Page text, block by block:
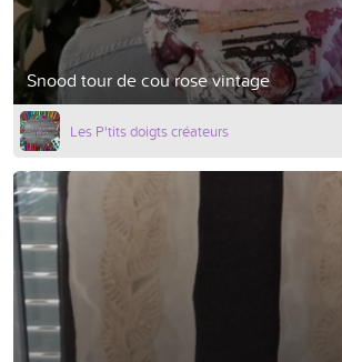
Snood tour de cou rose vintage
Les P'tits doigts créateurs